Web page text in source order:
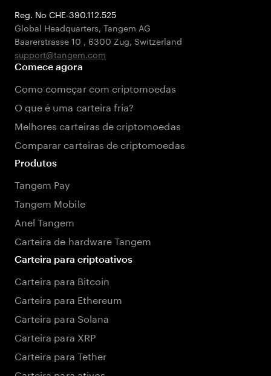
Reg. No CHE-390.112.525
Global Headquarters, Tangem AG
Baarerstrasse 10 , 6300 Zug, Switzerland
support@tangem.com
Comece agora
Como começar com criptomoedas
O que é uma carteira fria?
Melhores carteiras de criptomoedas
Comparar carteiras de criptomoedas
Produtos
Tangem Pay
Tangem Mobile
Anel Tangem
Carteira de hardware Tangem
Carteira para criptoativos
Carteira para Bitcoin
Carteira para Ethereum
Carteira para Solana
Carteira para XRP
Carteira para Tether